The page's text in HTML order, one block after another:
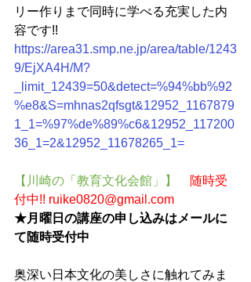
リー作りまで同時に学べる充実した内
容です!!
https://area31.smp.ne.jp/area/table/1243
9/EjXA4H/M?
_limit_12439=50&detect=%94%bb%92
%e8&S=mhnas2qfsgt&12952_1167879
1_1=%97%de%89%c6&12952_117200
36_1=2&12952_11678265_1=
【川崎の「教育文化会館」】
随時受
付中!! ruike0820@gmail.com
★月曜日の講座の申し込みはメールに
て随時受付中
奥深い日本文化の美しさに触れてみま